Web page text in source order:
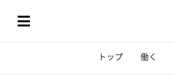
トップ 働く